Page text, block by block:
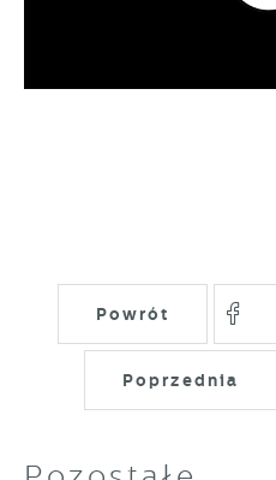
Powrót
Poprzednia